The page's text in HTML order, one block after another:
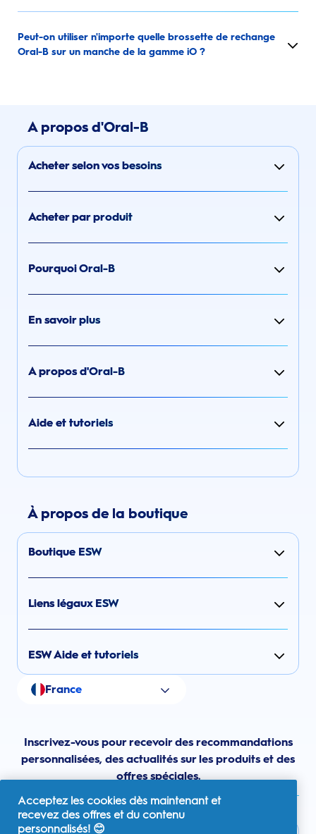
Peut-on utiliser n'importe quelle brossette de rechange
Oral-B sur un manche de la gamme iO ?
A propos d'Oral-B
Acheter selon vos besoins
Acheter par produit
Pourquoi Oral-B
En savoir plus
A propos d'Oral-B
Aide et tutoriels
À propos de la boutique
Boutique ESW
Liens légaux ESW
ESW Aide et tutoriels
France
Inscrivez-vous pour recevoir des recommandations
personnalisées, des actualités sur les produits et des
offres spéciales.
Acceptez les cookies dès maintenant et
recevez des offres et du contenu
personnalisés! 😊